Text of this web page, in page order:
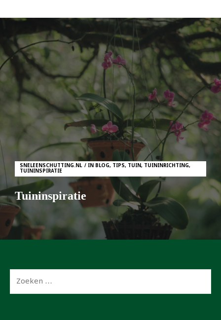
SNELEENSCHUTTING.NL IN BLOG, TIPS, TUIN, TUININRICHTING,
TUININSPIRATIE
Tuininspiratie
naar: